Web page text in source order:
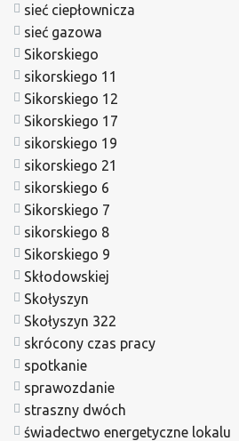
sieć ciepłownicza
sieć gazowa
Sikorskiego
sikorskiego 11
Sikorskiego 12
Sikorskiego 17
sikorskiego 19
sikorskiego 21
sikorskiego 6
Sikorskiego 7
sikorskiego 8
Sikorskiego 9
Skłodowskiej
Skołyszyn
Skołyszyn 322
skrócony czas pracy
spotkanie
sprawozdanie
straszny dwóch
świadectwo energetyczne lokalu